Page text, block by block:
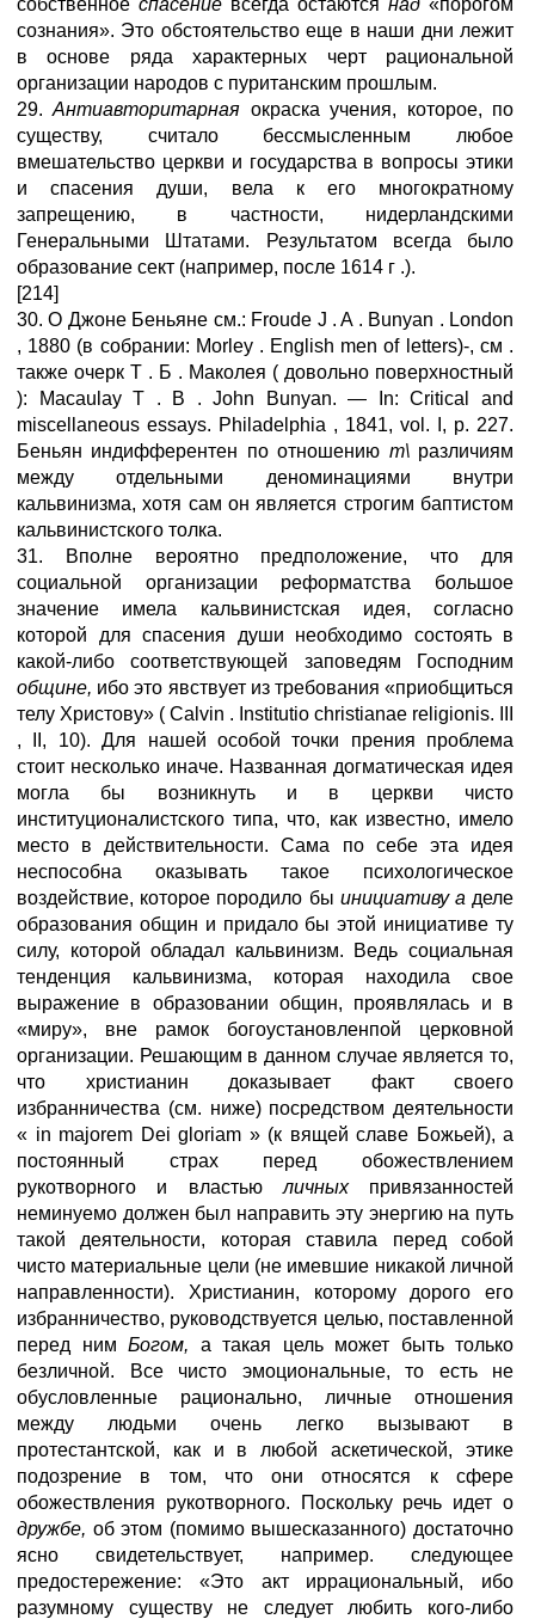
собственное спасение всегда остаются над «порогом
сознания». Это обстоятельство еще в наши дни лежит
в основе ряда характерных черт рациональной
организации народов с пуританским прошлым.
29.Антиавторитарная окраска учения, которое, по
существу, считало бессмысленным любое
вмешательство церкви и государства в вопросы этики
и спасения души, вела к его многократному
запрещению, в частности, нидерландскими
Генеральными Штатами. Результатом всегда было
образование сект (например, после 1614 г .).
[214]
30. О Джоне Беньяне см.: Froude J . A . Bunyan . London
, 1880 (в собрании: Morley . English men of letters)-, см .
также очерк Т . Б . Маколея ( довольно поверхностный
): Macaulay Т . В . John Bunyan. — In: Critical and
miscellaneous essays. Philadelphia , 1841, vol. I, p. 227.
Беньян индифферентен по отношению т\ различиям
между отдельными деноминациями внутри
кальвинизма, хотя сам он является строгим баптистом
кальвинистского толка.
31. Вполне вероятно предположение, что для
социальной организации реформатства большое
значение имела кальвинистская идея, согласно
которой для спасения души необходимо состоять в
какой-либо соответствующей заповедям Господним
общине, ибо это явствует из требования «приобщиться
телу Христову» ( Calvin . Institutio christianae religionis. III
, II, 10). Для нашей особой точки прения проблема
стоит несколько иначе. Названная догматическая идея
могла бы возникнуть и в церкви чисто
институционалистского типа, что, как известно, имело
место в действительности. Сама по себе эта идея
неспособна оказывать такое психологическое
воздействие, которое породило бы инициативу а деле
образования общин и придало бы этой инициативе ту
силу, которой обладал кальвинизм. Ведь социальная
тенденция кальвинизма, которая находила свое
выражение в образовании общин, проявлялась и в
«миру», вне рамок богоустановленпой церковной
организации. Решающим в данном случае является то,
что христианин доказывает факт своего
избранничества (см. ниже) посредством деятельности
« in majorem Dei gloriam » (к вящей славе Божьей), а
постоянный страх перед обожествлением
рукотворного и властью личных привязанностей
неминуемо должен был направить эту энергию на путь
такой деятельности, которая ставила перед собой
чисто материальные цели (не имевшие никакой личной
направленности). Христианин, которому дорого его
избранничество, руководствуется целью, поставленной
перед ним Богом, а такая цель может быть только
безличной. Все чисто эмоциональные, то есть не
обусловленные рационально, личные отношения
между людьми очень легко вызывают в
протестантской, как и в любой аскетической, этике
подозрение в том, что они относятся к сфере
обожествления рукотворного. Поскольку речь идет о
дружбе, об этом (помимо вышесказанного) достаточно
ясно свидетельствует, например. следующее
предостережение: «Это акт иррациональный, ибо
разумному существу не следует любить кого-либо